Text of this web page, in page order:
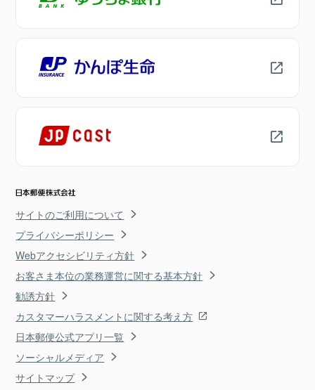
サイトのご利用について
プライバシーポリシー
Webアクセシビリティ方針
お客さま本位の業務運営に関する基本方針
勧誘方針
カスタマーハラスメントに関する考え方
日本郵便公式アプリ一覧
ソーシャルメディア
サイトマップ